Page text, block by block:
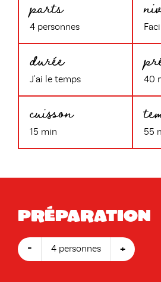
parts
4 personnes
durée
J'ai le temps 40
cuisson
15 min 55
Préparation
- 4 personnes +